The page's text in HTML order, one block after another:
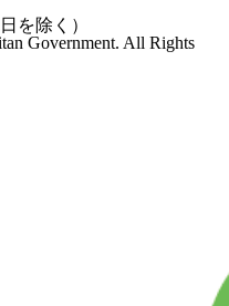
を除く）
Government. All Rights